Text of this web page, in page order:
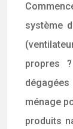
système
propres
ménage
produits